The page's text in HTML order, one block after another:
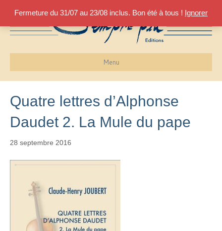
Fermeture du 31/07 au 23/08 inclus. Bon été à tous ! Ignorer
Menu
Quatre lettres d’Alphonse
Daudet 2. La Mule du pape
28 septembre 2016